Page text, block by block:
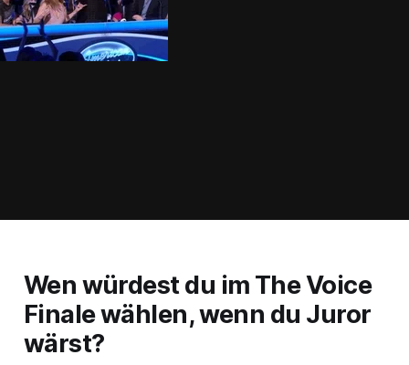
Wen würdest du im The Voice
Finale wählen, wenn du Juror
wärst?